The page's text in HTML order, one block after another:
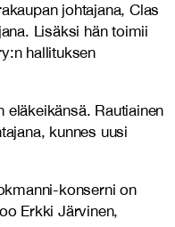
johtajana, Clas
Lisäksi hän toimii
hallituksen
Rautiainen
kunnes uusi
konserni on
Erkki Järvinen,